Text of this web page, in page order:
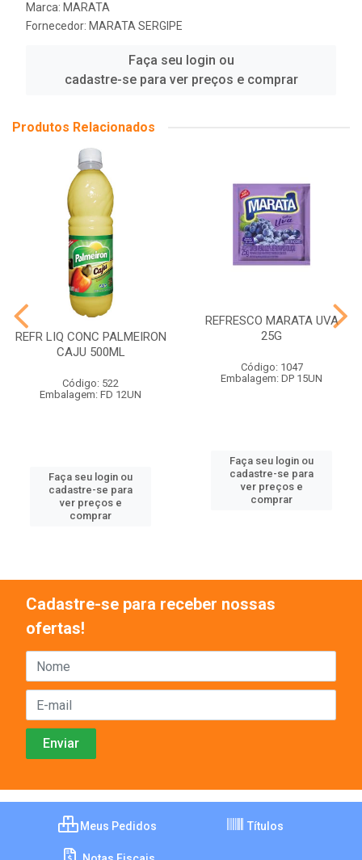
Marca: MARATA
Fornecedor: MARATA SERGIPE
Faça seu login ou
cadastre-se para ver preços e comprar
Produtos Relacionados
REFR LIQ CONC PALMEIRON
CAJU 500ML
Código: 522
Embalagem: FD 12UN
Faça seu login ou
cadastre-se para
ver preços e
comprar
REFRESCO MARATA UVA
25G
Código: 1047
Embalagem: DP 15UN
Faça seu login ou
cadastre-se para
ver preços e
comprar
Cadastre-se para receber nossas
ofertas!
Meus Pedidos Títulos